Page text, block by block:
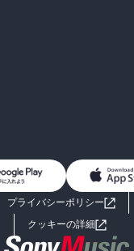
男子向けラ
小説
お問い合わ
プライバシーポリシー
クッキーの詳細